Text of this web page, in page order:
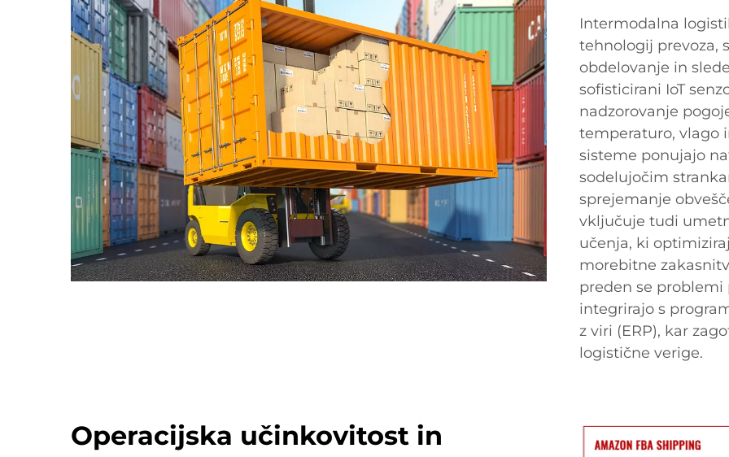
Intermodalna
tehnologij prevoza,
obdelovanje in
sofisticirani IoT
nadzorovanje
temperaturo, vlago
sisteme ponujajo
sodelujočim
sprejemanje
vključuje tudi
učenja, ki
morebitne
preden se problemi
integrirajo s
z viri (ERP), kar
logistične verige.
Operacijska učinkovitost in